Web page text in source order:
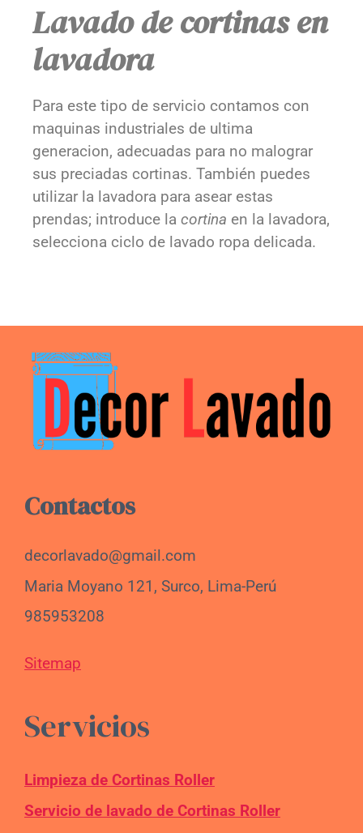
Lavado de cortinas en
lavadora
Para este tipo de servicio contamos con
maquinas industriales de ultima
generacion, adecuadas para no malograr
sus preciadas cortinas. También puedes
utilizar la lavadora para asear estas
prendas; introduce la cortina en la lavadora,
selecciona ciclo de lavado ropa delicada.
Contactos
decorlavado@gmail.com
Maria Moyano 121, Surco, Lima-Perú
985953208
Sitemap
Servicios
Limpieza de Cortinas Roller
Servicio de lavado de Cortinas Roller